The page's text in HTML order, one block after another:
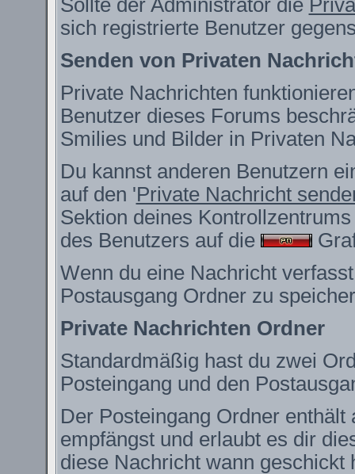
Sollte der Administrator die
sich registrierte Benutzer
Senden von Privaten
Private Nachrichten
Benutzer dieses Forums
Smilies und Bilder in Privaten
Du kannst anderen Benutzern
auf den 'Private Nachricht
Sektion deines
des Benutzers auf die
Wenn du eine Nachricht
Postausgang Ordner zu
Private Nachrichten Ordner
Standardmäßig hast du zwei
Posteingang und den
Der Posteingang Ordner
empfängst und erlaubt es dir
diese Nachricht wann geschickt